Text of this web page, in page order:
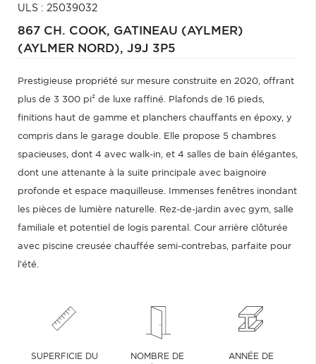
ULS : 25039032
867 CH. COOK, GATINEAU (AYLMER)
(AYLMER NORD), J9J 3P5
Prestigieuse propriété sur mesure construite en 2020, offrant
plus de 3 300 pi² de luxe raffiné. Plafonds de 16 pieds,
finitions haut de gamme et planchers chauffants en époxy, y
compris dans le garage double. Elle propose 5 chambres
spacieuses, dont 4 avec walk-in, et 4 salles de bain élégantes,
dont une attenante à la suite principale avec baignoire
profonde et espace maquilleuse. Immenses fenêtres inondant
les pièces de lumière naturelle. Rez-de-jardin avec gym, salle
familiale et potentiel de logis parental. Cour arrière clôturée
avec piscine creusée chauffée semi-contrebas, parfaite pour
l'été.
SUPERFICIE DU
NOMBRE DE
ANNÉE DE